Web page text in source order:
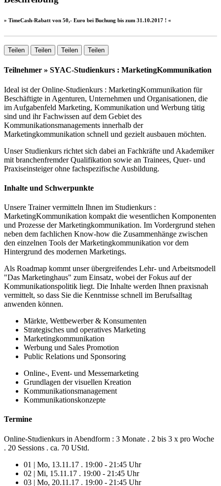
» TimeCash-Rabatt von 50,- Euro bei Buchung bis zum 31.10.2017 ! «
Teilen Teilen Teilen Teilen
Teilnehmer » SYAC-Studienkurs : MarketingKommunikation
Ideal ist der Online-Studienkurs : MarketingKommunikation für
Beschäftigte in Agenturen, Unternehmen und Organisationen, die
im Aufgabenfeld Marketing, Kommunikation und Werbung tätig
sind und ihr Fachwissen auf dem Gebiet des
Kommunikationsmanagements innerhalb der
Marketingkommunikation schnell und gezielt ausbauen möchten.
Unser Studienkurs richtet sich dabei an Fachkräfte und Akademiker
mit branchenfremder Qualifikation sowie an Trainees, Quer- und
Praxiseinsteiger ohne fachspezifische Ausbildung.
Inhalte und Schwerpunkte
Unsere Trainer vermitteln Ihnen im Studienkurs :
MarketingKommunikation kompakt die wesentlichen Komponenten
und Prozesse der Marketingkommunikation. Im Vordergrund stehen
neben dem fachlichen Know-how die Zusammenhänge zwischen
den einzelnen Tools der Marketingkommunikation vor dem
Hintergrund des modernen Marketings.
Als Roadmap kommt unser übergreifendes Lehr- und Arbeitsmodell
"Das Marketinghaus" zum Einsatz, wobei der Fokus auf der
Kommunikationspolitik liegt. Die Inhalte werden Ihnen praxisnah
vermittelt, so dass Sie die Kenntnisse schnell im Berufsalltag
anwenden können.
Märkte, Wettbewerber & Konsumenten
Strategisches und operatives Marketing
Marketingkommunikation
Werbung und Sales Promotion
Public Relations und Sponsoring
Online-, Event- und Messemarketing
Grundlagen der visuellen Kreation
Kommunikationsmanagement
Kommunikationskonzepte
Termine
Online-Studienkurs in Abendform : 3 Monate . 2 bis 3 x pro Woche
. 20 Sessions . ca. 70 UStd.
01 | Mo, 13.11.17 . 19:00 - 21:45 Uhr
02 | Mi, 15.11.17 . 19:00 - 21:45 Uhr
03 | Mo, 20.11.17 . 19:00 - 21:45 Uhr